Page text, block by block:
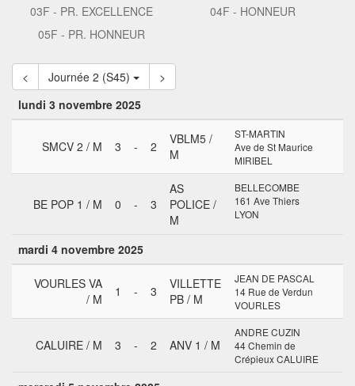
03F - PR. EXCELLENCE
04F - HONNEUR
05F - PR. HONNEUR
< Journée 2 (S45)
>
lundi 3 novembre 2025
SMCV 2 / M 3 - 2
VBLM5 /
M
ST-MARTIN
Ave de St Maurice
MIRIBEL
BE POP 1 / M 0 - 3
AS
POLICE /
M
BELLECOMBE
161 Ave Thiers
LYON
mardi 4 novembre 2025
VOURLES VA
/ M
1 - 3
VILLETTE
PB / M
JEAN DE PASCAL
14 Rue de Verdun
VOURLES
CALUIRE / M 3 - 2 ANV 1 / M
ANDRE CUZIN
44 Chemin de
Crépieux CALUIRE